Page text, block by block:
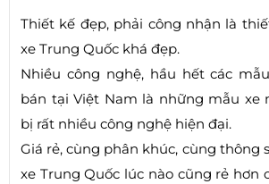
Thiết kế đẹp, phải công nhận là
xe Trung Quốc khá đẹp.
Nhiều công nghệ, hầu hết các
bán tại Việt Nam là những mẫu xe
bị rất nhiều công nghệ hiện đại.
Giá rẻ, cùng phân khúc, cùng thông
xe Trung Quốc lúc nào cũng rẻ hơn